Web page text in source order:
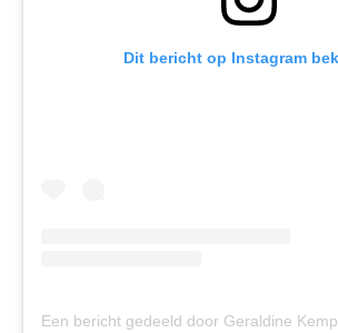
Dit bericht op Instagram